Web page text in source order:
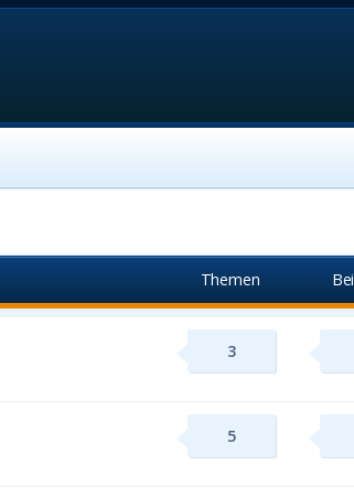
Themen
3
5